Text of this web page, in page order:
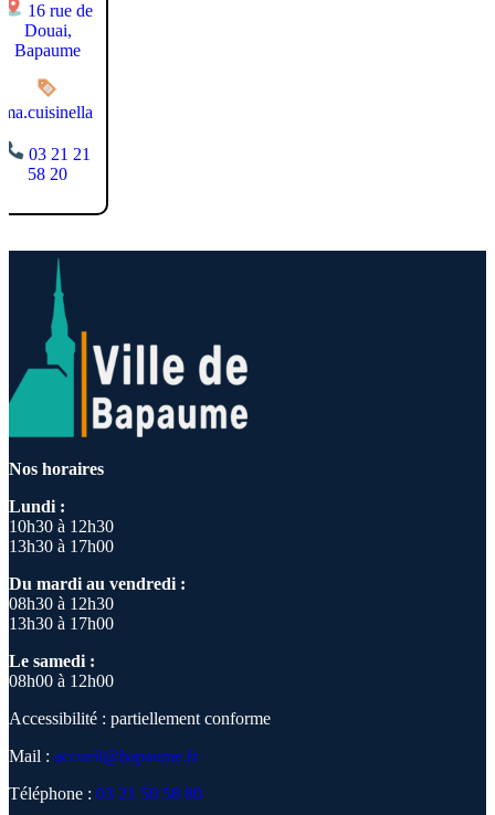
16 rue de
Douai,
Bapaume
ma.cuisinella
03 21 21
58 20
Nos horaires
Lundi :
10h30 à 12h30
13h30 à 17h00
Du mardi au vendredi :
08h30 à 12h30
13h30 à 17h00
Le samedi :
08h00 à 12h00
Accessibilité : partiellement conforme
Mail : accueil@bapaume.fr
Téléphone : 03 21 50 58 80